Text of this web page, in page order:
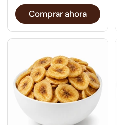
Comprar ahora